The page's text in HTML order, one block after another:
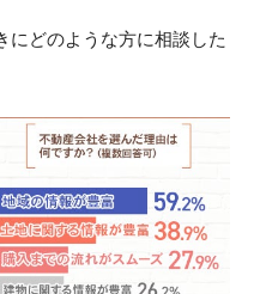
にどのような方に相談した